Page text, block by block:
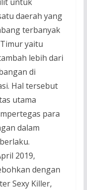
daerah yang
terbanyak
yaitu
lebih dari
di
Hal tersebut
utama
para
dalam
2019,
dengan
Sexy Killer,